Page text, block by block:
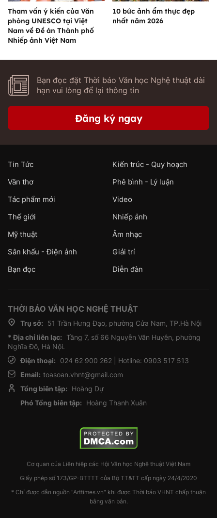
Tham vấn ý kiến của Văn
phòng UNESCO tại Việt
Nam về Đề án Thành phố
Nhiếp ảnh Việt Nam
10 bức ảnh ẩm thực đẹp
nhất năm 2026
Bạn đọc đặt Thời báo Văn học Nghệ thuật dài
hạn vui lòng để lại thông tin
Đăng ký ngay
Tin Tức
Kiến trúc - Quy hoạch
Văn thơ
Phê bình - Lý luận
Tác phẩm mới
Video
Thế giới
Nhiếp ảnh
Mỹ thuật
Âm nhạc
Sân khấu - Điện ảnh
Giải trí
Bạn đọc
Diễn đàn
THỜI BÁO VĂN HỌC NGHỆ THUẬT
Trụ sở:
51 Trần Hưng Đạo, phường Cửa Nam, TP.Hà Nội
* Địa chỉ liên lạc: Tầng 7, số 66 Nguyễn Văn Huyên, phường
Nghĩa Đô, Hà Nội.
Điện thoại:
024 62 900 262 | Hotline: 0903 517 513
Email: toasoan.vhnt@gmail.com
Tổng biên tập:
Hoàng Dự
Phó Tổng biên tập:
Hoàng Thanh Xuân
Cơ quan của Liên hiệp các Hội Văn học Nghệ thuật Việt Nam
Giấy phép số 173/GP-BTTTT của Bộ TT&TT cấp ngày 24/4/2020
* Chỉ được dẫn nguồn "Arttimes.vn" khi được Thời báo VHNT chấp thuận
bằng văn bản.